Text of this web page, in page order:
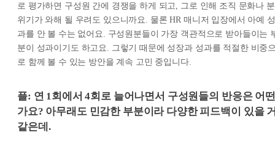
로 평가하면 구성원 간에 경쟁을 하게 되고, 그로 인해 조직 문화나 분
위기가 와해 될 우려도 있으니까요. 물론 HR 매니저 입장에서 아예 성
과를 안 볼 수는 없어요. 구성원분들이 가장 객관적으로 받아들이는
분이 성과이기도 하고요. 그렇기 때문에 성장과 성과를 적절한 비중
로 함께 볼 수 있는 방안을 계속 고민 중입니다.
플: 연 1회에서 4회로 늘어나면서 구성원들의 반응은 어떤
가요? 아무래도 민감한 부분이라 다양한 피드백이 있을
같은데.